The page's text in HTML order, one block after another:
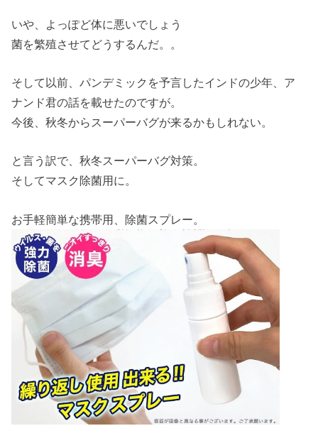
いや、よっぽど体に悪いでしょう
菌を繁殖させてどうするんだ。。
そして以前、パンデミックを予言したインドの少年、ア
ナンド君の話を載せたのですが。
今後、秋冬からスーパーバグが来るかもしれない。
と言う訳で、秋冬スーパーバグ対策。
そしてマスク除菌用に。
お手軽簡単な携帯用、除菌スプレー。